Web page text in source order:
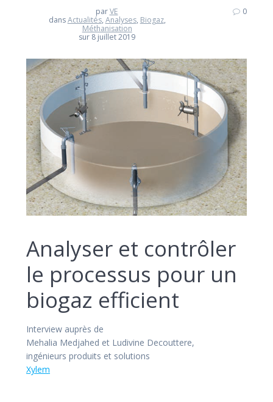
parVE
dansActualités, Analyses, Biogaz,
Méthanisation
sur 8 juillet 2019
0
Analyser et contrôler
le processus pour un
biogaz efficient
Interview auprès de
Mehalia Medjahed et Ludivine Decouttere,
ingénieurs produits et solutions
Xylem